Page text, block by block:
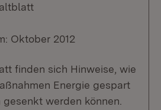
Oktober 2012
finden sich Hinweise, wie
Energie gespart
werden können.